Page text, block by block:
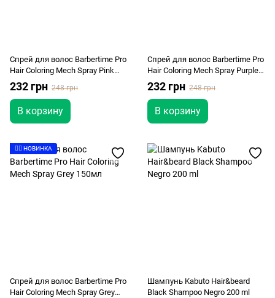
Спрей для волос Barbertime Pro
Hair Coloring Mech Spray Pink
150мл
232 грн 248 грн
В корзину
Спрей для волос Barbertime Pro
Hair Coloring Mech Spray Purple
150мл
232 грн 248 грн
В корзину
👉🏻 НОВИНКА
Спрей для волос Barbertime Pro
Hair Coloring Mech Spray Grey
Шампунь Kabuto Hair&beard
Black Shampoo Negro 200 ml